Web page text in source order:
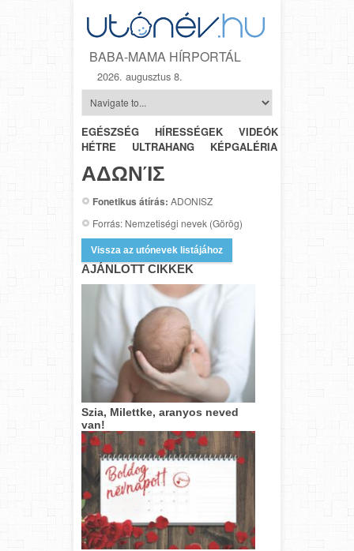
BABA-MAMA HÍRPORTÁL
2026. augusztus 8.
EGÉSZSÉG HÍRESSÉGEK VIDEÓK
HÉTRŐL-
HÉTRE
ULTRAHANG KÉPGALÉRIA
ΑΔΩΝΊΣ
Fonetikus átírás: ADONISZ
Forrás: Nemzetiségi nevek (Görög)
Vissza az utónevek listájához
AJÁNLOTT CIKKEK
Szia, Milettke, aranyos neved
van!